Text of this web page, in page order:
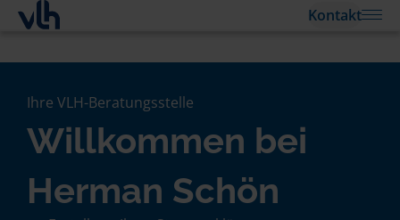
Kontakt
Ihre VLH-Beratungsstelle
Willkommen bei
Herman Schön